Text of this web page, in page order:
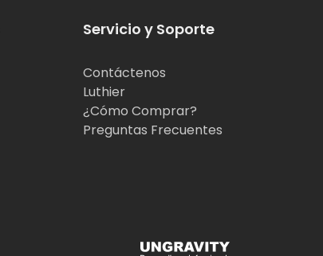
Servicio y Soporte
Contáctenos
Luthier
¿Cómo Comprar?
Preguntas Frecuentes